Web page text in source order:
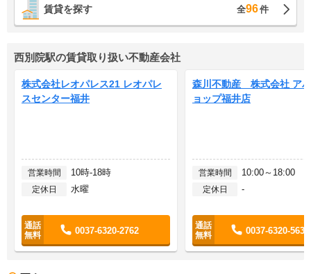
賃貸を探す 全96件
西別院駅の賃貸取り扱い不動産会社
株式会社レオパレス21 レオパレ
スセンター福井
営業時間 10時-18時
定休日 水曜
0037-6320-2762
森川不動産 株式会社 ア
ョップ福井店
営業時間 10:00～18:00
定休日 -
0037-6320-5637